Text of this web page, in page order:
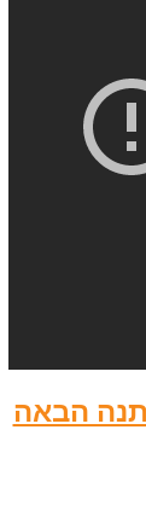
הבאה